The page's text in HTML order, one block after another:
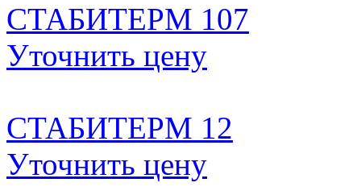
CТАБИТЕРМ 107
Уточнить цену
CТАБИТЕРМ 12
Уточнить цену